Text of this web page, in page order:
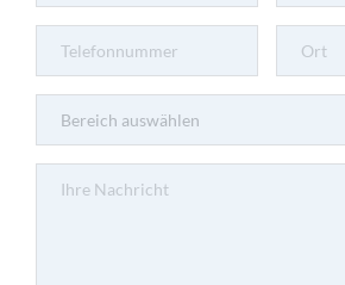
Bereich auswählen